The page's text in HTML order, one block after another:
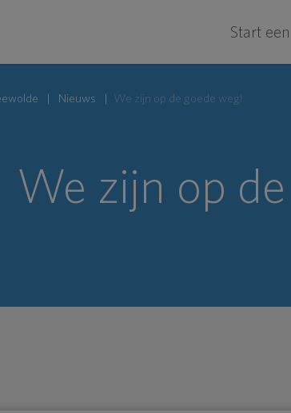
Start
Nieuws We zijn op de goede weg!
We zijn op